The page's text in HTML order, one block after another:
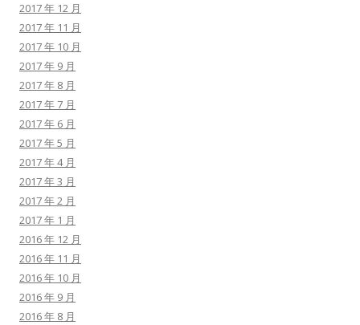
2017 年 12 月
2017 年 11 月
2017 年 10 月
2017 年 9 月
2017 年 8 月
2017 年 7 月
2017 年 6 月
2017 年 5 月
2017 年 4 月
2017 年 3 月
2017 年 2 月
2017 年 1 月
2016 年 12 月
2016 年 11 月
2016 年 10 月
2016 年 9 月
2016 年 8 月